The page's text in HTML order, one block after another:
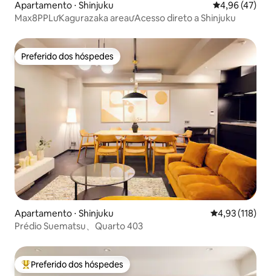
料清掃サービスをご利用いただけます。
Apartamento ⋅ Shinjuku 4,96 de uma
4,96 (47)
Max8PPLưKagurazaka areaưAcesso direto a Shinjuku
Preferido dos hóspedes
Preferido dos hóspedes
Apartamento ⋅ Shinjuku 4,93 de uma
4,93 (118)
Prédio Suematsu、Quarto 403
Entre os melhores preferidos dos hóspedes
Preferido dos hóspedes